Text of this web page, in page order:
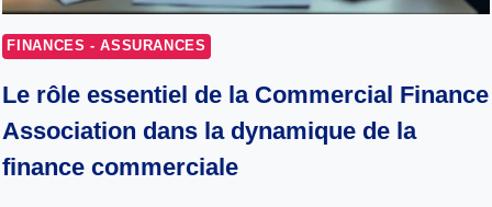
FINANCES - ASSURANCES
Le rôle essentiel de la Commercial Finance
Association dans la dynamique de la
finance commerciale